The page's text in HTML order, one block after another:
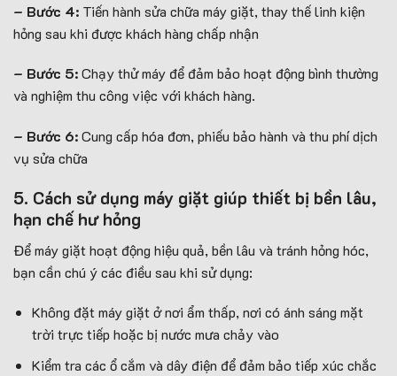
– Bước 4: Tiến hành sửa chữa máy giặt, thay thế linh kiện
hỏng sau khi được khách hàng chấp nhận
– Bước 5:Chạy thử máy để đảm bảo hoạt động bình thường
và nghiệm thu công việc với khách hàng.
– Bước 6:Cung cấp hóa đơn, phiếu bảo hành và thu phí dịch
vụ sửa chữa
5. Cách sử dụng máy giặt giúp thiết bị bền lâu,
hạn chế hư hỏng
Để máy giặt hoạt động hiệu quả, bền lâu và tránh hỏng hóc,
bạn cần chú ý các điều sau khi sử dụng:
Không đặt máy giặt ở nơi ẩm thấp, nơi có ánh sáng mặt
trời trực tiếp hoặc bị nước mưa chảy vào
Kiểm tra các ổ cắm và dây điện để đảm bảo tiếp xúc chắc